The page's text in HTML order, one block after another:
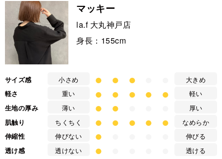
マッキー
la.f 大丸神戸店
身長：155cm
サイズ感 小さめ ● ● ●
大きめ
軽さ
重い ● ● ● ● ●
軽い
生地の厚み
薄い ● ●
厚い
肌触り
ちくちく ● ● ● ● ●
なめらか
伸縮性
伸びない ●
伸びる
透け感
透けない ● 透ける